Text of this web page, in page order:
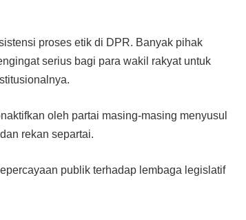
proses etik di DPR. Banyak pihak
serius bagi para wakil rakyat untuk
oleh partai masing-masing menyusul
rekan separtai.
publik terhadap lembaga legislatif